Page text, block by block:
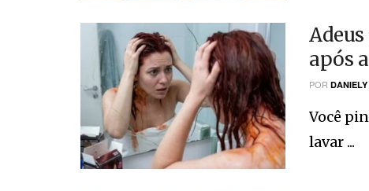
após
POR
Você
lavar ...